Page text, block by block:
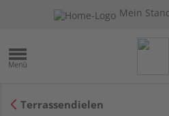
Mein
Terrassendielen